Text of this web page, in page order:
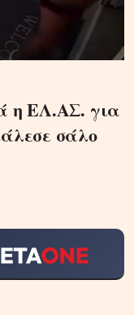
η ΕΛ.ΑΣ. για
σάλο